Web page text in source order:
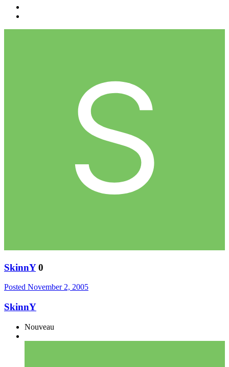
SkinnY 0
Posted November 2, 2005
SkinnY
Nouveau